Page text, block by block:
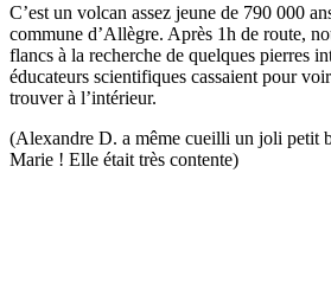
C’est un volcan assez jeune de 790 000
commune d’Allègre. Après 1h de route,
flancs à la recherche de quelques pierres
éducateurs scientifiques cassaient pour
trouver à l’intérieur.
(Alexandre D. a même cueilli un joli petit
Marie ! Elle était très contente)